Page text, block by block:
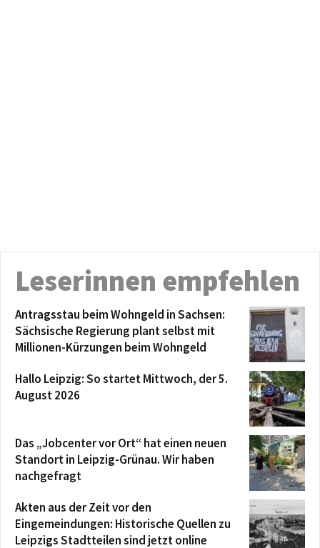
Leserinnen empfehlen
Antragsstau beim Wohngeld in Sachsen:
Sächsische Regierung plant selbst mit
Millionen-Kürzungen beim Wohngeld
Hallo Leipzig: So startet Mittwoch, der 5.
August 2026
Das „Jobcenter vor Ort“ hat einen neuen
Standort in Leipzig-Grünau. Wir haben
nachgefragt
Akten aus der Zeit vor den
Eingemeindungen: Historische Quellen zu
Leipzigs Stadtteilen sind jetzt online